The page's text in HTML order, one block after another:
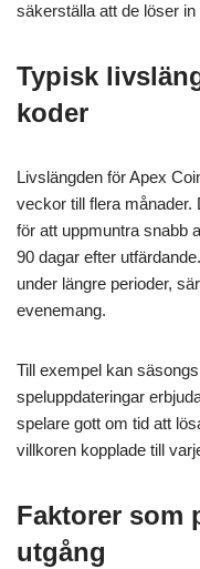
säkerställa att de löser
Typisk
koder
Livslängden för Apex
veckor till flera
för att uppmuntra snabb
90 dagar efter
under längre perioder,
evenemang.
Till exempel kan
speluppdateringar
spelare gott om tid att
villkoren kopplade till
Faktorer som
utgång